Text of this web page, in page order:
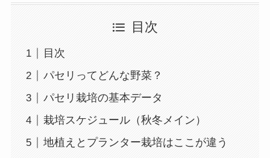
目次
目次
パセリってどんな野菜？
パセリ栽培の基本データ
栽培スケジュール（秋冬メイン）
地植えとプランター栽培はここが違う